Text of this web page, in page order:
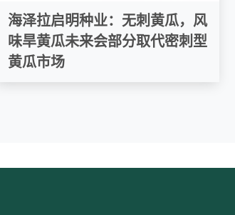
海泽拉启明种业：无刺黄瓜，风
味旱黄瓜未来会部分取代密刺型
黄瓜市场